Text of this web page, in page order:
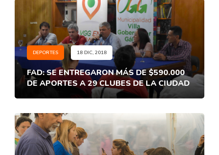
DEPORTES 18 DIC, 2018
FAD: SE ENTREGARON MÁS DE $590.000
DE APORTES A 29 CLUBES DE LA CIUDAD